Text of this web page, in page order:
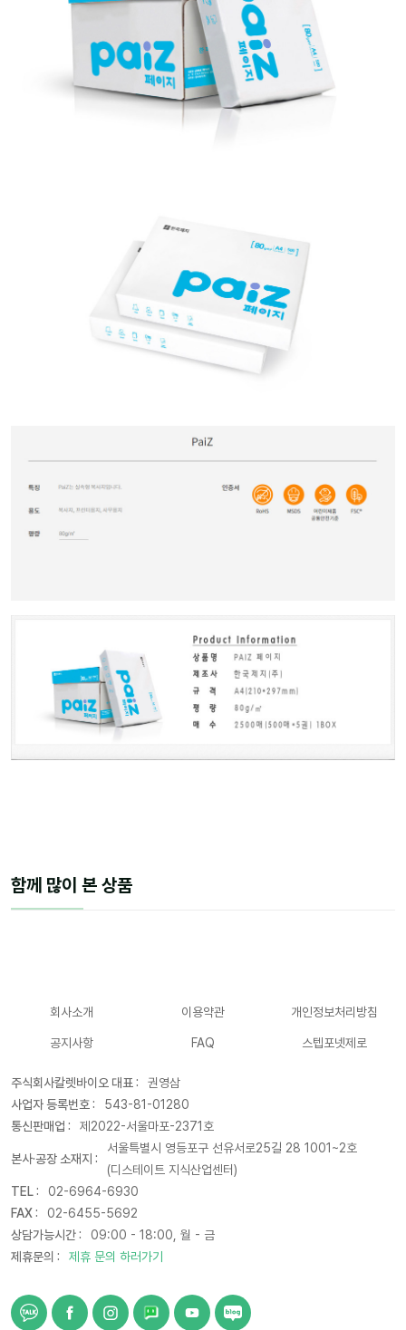
함께 많이 본 상품
회사소개 이용약관 개인정보처리방침
공지사항 FAQ 스텝포넷제로
주식회사칼렛바이오 대표 :
권영삼
사업자 등록번호 :
543-81-01280
통신판매업 :
제2022-서울마포-2371호
본사·공장 소재지 :
서울특별시 영등포구 선유서로25길 28 1001~2호
(디스테이트 지식산업센터)
TEL :
02-6964-6930
FAX :
02-6455-5692
상담가능시간 :
09:00 - 18:00, 월 - 금
제휴문의 :
제휴 문의 하러가기